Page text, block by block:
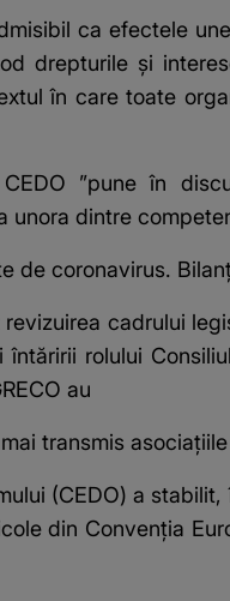
ca efectele
drepturile şi
în care toate
”pune în
unora dintre
de coronavirus.
revizuirea cadrului
rolului
au
transmis
(CEDO) a
din Convenţia